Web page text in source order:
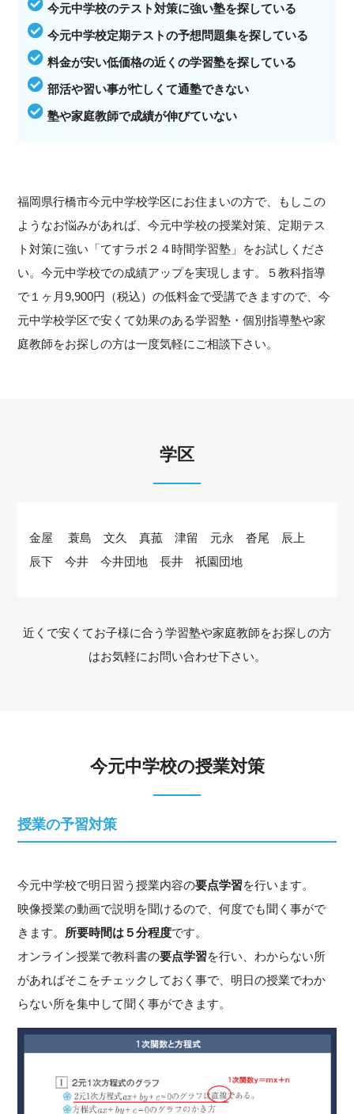
今元中学校のテスト対策に強い塾を探している
今元中学校定期テストの予想問題集を探している
料金が安い低価格の近くの学習塾を探している
部活や習い事が忙しくて通塾できない
塾や家庭教師で成績が伸びていない
福岡県行橋市今元中学校学区にお住まいの方で、もしこの
ようなお悩みがあれば、今元中学校の授業対策、定期テス
ト対策に強い「てすラボ２４時間学習塾」をお試しくださ
い。今元中学校での成績アップを実現します。５教科指導
で１ヶ月9,900円（税込）の低料金で受講できますので、今
元中学校学区で安くて効果のある学習塾・個別指導塾や家
庭教師をお探しの方は一度気軽にご相談下さい。
学区
金屋 蓑島 文久 真菰 津留 元永 沓尾 辰上
辰下 今井 今井団地 長井 祇園団地
近くで安くてお子様に合う学習塾や家庭教師をお探しの方
はお気軽にお問い合わせ下さい。
今元中学校の授業対策
授業の予習対策
今元中学校で明日習う授業内容の要点学習を行います。
映像授業の動画で説明を聞けるので、何度でも聞く事がで
きます。 所要時間は５分程度です。
オンライン授業で教科書の要点学習を行い、わからない所
があればそこをチェックしておく事で、明日の授業でわか
らない所を集中して聞く事ができます。